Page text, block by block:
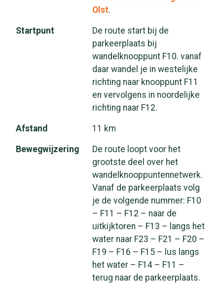
Olst.
Startpunt
De route start bij de
parkeerplaats bij
wandelknooppunt F10. vanaf
daar wandel je in westelijke
richting naar knooppunt F11
en vervolgens in noordelijke
richting naar F12.
Afstand 11 km
Bewegwijzering
De route loopt voor het
grootste deel over het
wandelknooppuntennetwerk.
Vanaf de parkeerplaats volg
je de volgende nummer: F10
– F11 – F12 – naar de
uitkijktoren – F13 – langs het
water naar F23 – F21 – F20 –
F19 – F16 – F15 – lus langs
het water – F14 – F11 –
terug naar de parkeerplaats.